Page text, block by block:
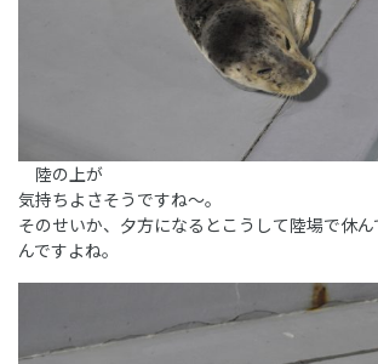
陸の上が
気持ちよさそうですね～。
そのせいか、夕方になるとこうして陸場で休
んですよね。